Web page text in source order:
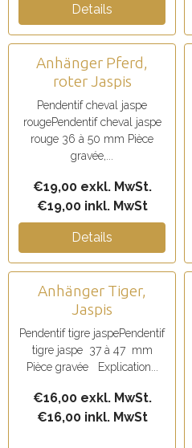
Details
Anhänger Pferd,
roter Jaspis
Pendentif cheval jaspe
rougePendentif cheval jaspe
rouge 36 à 50 mm Pièce
gravée,...
€19,00 exkl. MwSt.
€19,00 inkl. MwSt
Details
Anhänger Tiger,
Jaspis
Pendentif tigre jaspePendentif
tigre jaspe 37 à 47 mm
Pièce gravée Explication...
€16,00 exkl. MwSt.
€16,00 inkl. MwSt